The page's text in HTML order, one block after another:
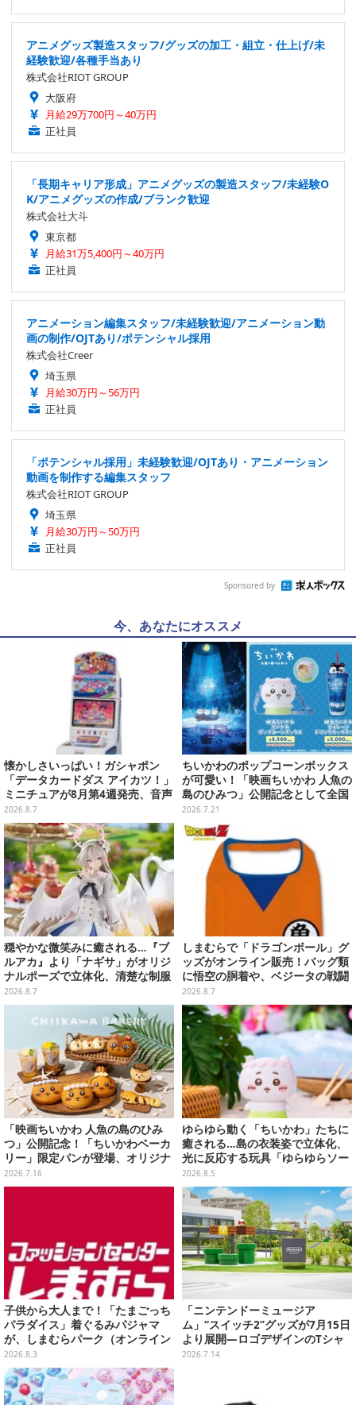
アニメグッズ製造スタッフ/グッズの加工・組立・仕上げ/未
経験歓迎/各種手当あり
株式会社RIOT GROUP
大阪府
月給29万700円～40万円
正社員
「長期キャリア形成」アニメグッズの製造スタッフ/未経験O
K/アニメグッズの作成/ブランク歓迎
株式会社大斗
東京都
月給31万5,400円～40万円
正社員
アニメーション編集スタッフ/未経験歓迎/アニメーション動
画の制作/OJTあり/ポテンシャル採用
株式会社Creer
埼玉県
月給30万円～56万円
正社員
「ポテンシャル採用」未経験歓迎/OJTあり・アニメーション
動画を制作する編集スタッフ
株式会社RIOT GROUP
埼玉県
月給30万円～50万円
正社員
Sponsored by
今、あなたにオススメ
懐かしさいっぱい！ガシャポン
「データカードダス アイカツ！」
ミニチュアが8月第4週発売、音声
が流れる特別仕様も当たる
2026.8.7
ちいかわのポップコーンボックス
が可愛い！「映画ちいかわ 人魚の
島のひみつ」公開記念として全国
劇場で販売決定、セイレーンドリ
ンクカップホルダーも
2026.7.21
穏やかな微笑みに癒される…『ブ
ルアカ』より「ナギサ」がオリジ
ナルポーズで立体化、清楚な制服
は白の彩色にこだわり
2026.8.7
しまむらで「ドラゴンボール」グ
ッズがオンライン販売！バッグ類
に悟空の胴着や、ベジータの戦闘
服を大胆デザイン
2026.8.7
「映画ちいかわ 人魚の島のひみ
つ」公開記念！「ちいかわベーカ
リー」限定パンが登場、オリジナ
ルコースター配布も
2026.7.16
ゆらゆら動く「ちいかわ」たちに
癒される…島の衣装姿で立体化、
光に反応する玩具「ゆらゆらソー
ラー」全8種が全国アミューズメ
ント施設にて展開
2026.8.5
子供から大人まで！「たまごっち
パラダイス」着ぐるみパジャマ
が、しまむらパーク（オンライン
ストア）にて受注生産
2026.8.3
「ニンテンドーミュージア
ム」“スイッチ2”グッズが7月15日
より展開―ロゴデザインのTシャ
ツやマグカップなど
2026.7.14